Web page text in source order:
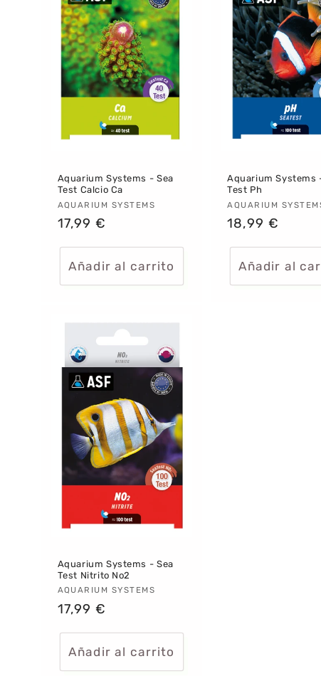
Aquarium Systems - Sea
Test Calcio Ca
Proveedor:
AQUARIUM SYSTEMS
Precio
17,99 €
Añadir al carrito
Aquarium Systems
Test Ph
Proveedor:
AQUARIUM
Precio
18,99 €
Añadir al
Aquarium Systems - Sea
Test Nitrito No2
Proveedor:
AQUARIUM SYSTEMS
Precio
17,99 €
Añadir al carrito